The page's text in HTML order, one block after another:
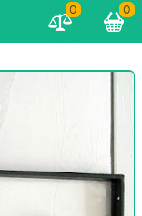
0 0